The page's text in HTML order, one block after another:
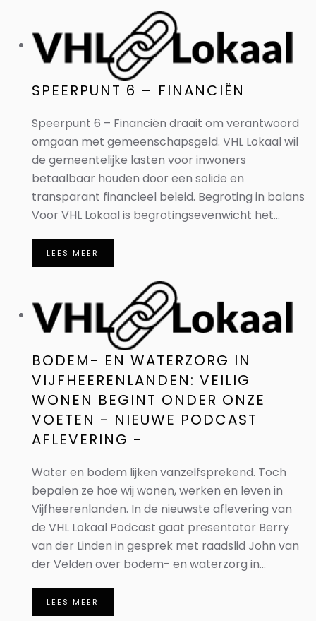
SPEERPUNT 6 – FINANCIËN
Speerpunt 6 – Financiën draait om verantwoord
omgaan met gemeenschapsgeld. VHL Lokaal wil
de gemeentelijke lasten voor inwoners
betaalbaar houden door een solide en
transparant financieel beleid. Begroting in balans
Voor VHL Lokaal is begrotingsevenwicht het...
LEES MEER
BODEM- EN WATERZORG IN
VIJFHEERENLANDEN: VEILIG
WONEN BEGINT ONDER ONZE
VOETEN - NIEUWE PODCAST
AFLEVERING -
Water en bodem lijken vanzelfsprekend. Toch
bepalen ze hoe wij wonen, werken en leven in
Vijfheerenlanden. In de nieuwste aflevering van
de VHL Lokaal Podcast gaat presentator Berry
van der Linden in gesprek met raadslid John van
der Velden over bodem- en waterzorg in...
LEES MEER